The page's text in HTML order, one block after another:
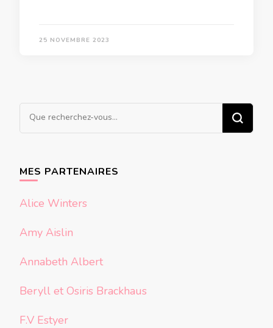
25 NOVEMBRE 2023
Vous
MES PARTENAIRES
Alice Winters
Amy Aislin
Annabeth Albert
Beryll et Osiris Brackhaus
F.V Estyer